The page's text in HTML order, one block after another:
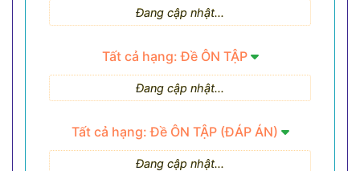
Đang cập nhật...
Tất cả hạng: Đề ÔN TẬP
Đang cập nhật...
Tất cả hạng: Đề ÔN TẬP (ĐÁP ÁN)
Đang cập nhật...